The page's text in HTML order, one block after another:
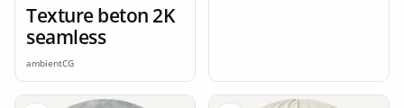
Texture beton 2K
seamless
ambientCG